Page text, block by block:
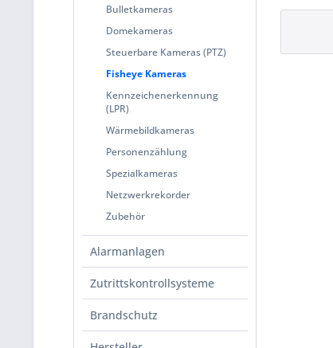
Bulletkameras
Domekameras
Steuerbare Kameras (PTZ)
Fisheye Kameras
Kennzeichenerkennung
(LPR)
Wärmebildkameras
Personenzählung
Spezialkameras
Netzwerkrekorder
Zubehör
Alarmanlagen
Zutrittskontrollsysteme
Brandschutz